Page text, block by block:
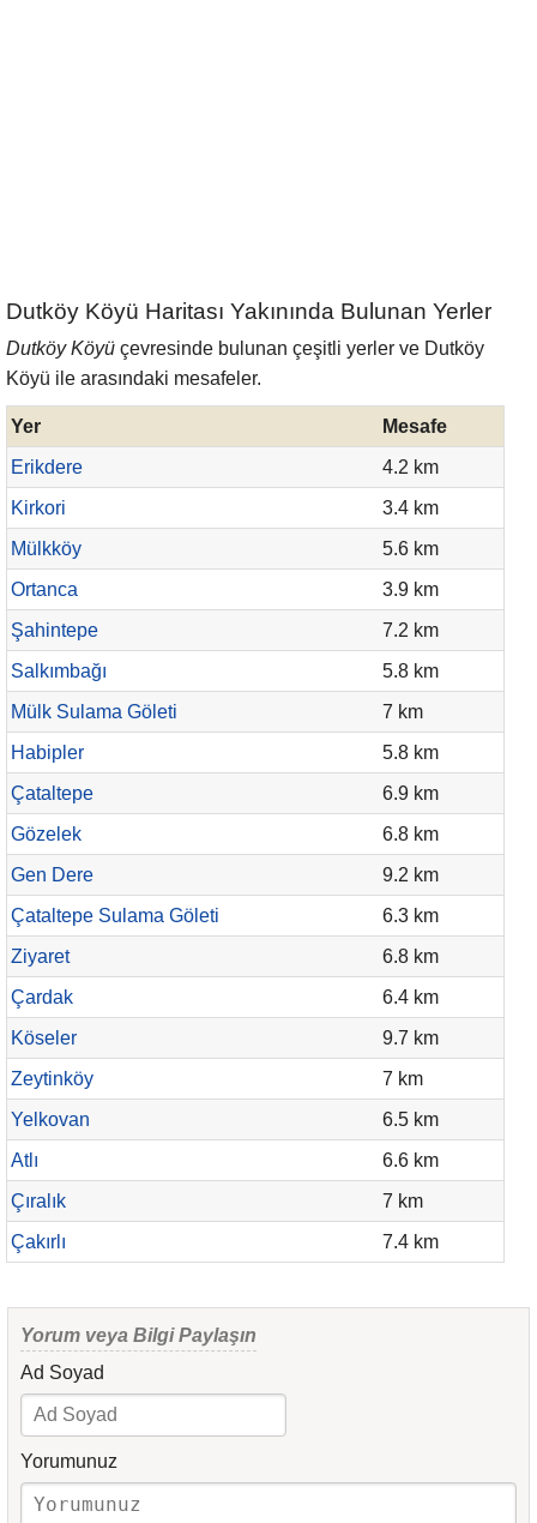
Dutköy Köyü Haritası Yakınında Bulunan Yerler
Dutköy Köyü çevresinde bulunan çeşitli yerler ve Dutköy
Köyü ile arasındaki mesafeler.
Yer
Mesafe
Erikdere
4.2 km
Kirkori
3.4 km
Mülkköy
5.6 km
Ortanca
3.9 km
Şahintepe
7.2 km
Salkımbağı
5.8 km
Mülk Sulama Göleti
7 km
Habipler
5.8 km
Çataltepe
6.9 km
Gözelek
6.8 km
Gen Dere
9.2 km
Çataltepe Sulama Göleti
6.3 km
Ziyaret
6.8 km
Çardak
6.4 km
Köseler
9.7 km
Zeytinköy
7 km
Yelkovan
6.5 km
Atlı
6.6 km
Çıralık
7 km
Çakırlı
7.4 km
Yorum veya Bilgi Paylaşın
Ad Soyad
Yorumunuz